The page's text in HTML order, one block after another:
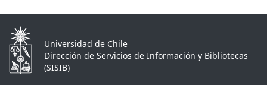
Universidad de Chile
Dirección de Servicios de Información y Bibliotecas
(SISIB)